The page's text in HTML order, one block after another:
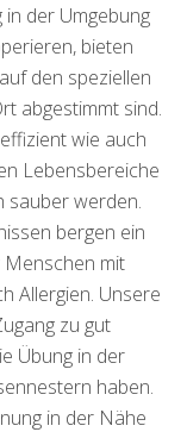
der Umgebung
bieten
den speziellen
abgestimmt sind.
wie auch
Lebensbereiche
sauber werden.
bergen ein
Menschen mit
Allergien. Unsere
zu gut
Übung in der
haben.
in der Nähe